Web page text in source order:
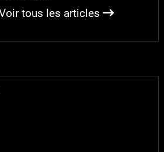
tous les articles